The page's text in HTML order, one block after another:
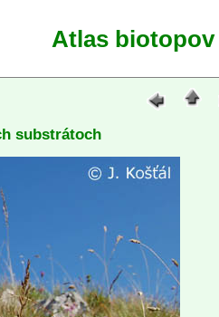
Atlas biotopov
substrátoch